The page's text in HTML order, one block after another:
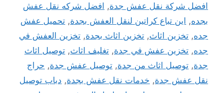
افضل شركة نقل عفش جدة, افضل شركه نقل عفش
بجده, اين تباع كراتين لنقل العفش بجدة, تحميل عفش
جده, تخزين اثاث, تخزين اثاث بجدة, تخزين العفش في
جده, تخزين عفش في جدة, تغليف اثاث, توصيل اثاث
جدة, توصيل اثاث من جدة, توصيل عفش جدة, حراج
نقل عفش جدة, خدمات نقل عفش بجدة, دباب توصيل